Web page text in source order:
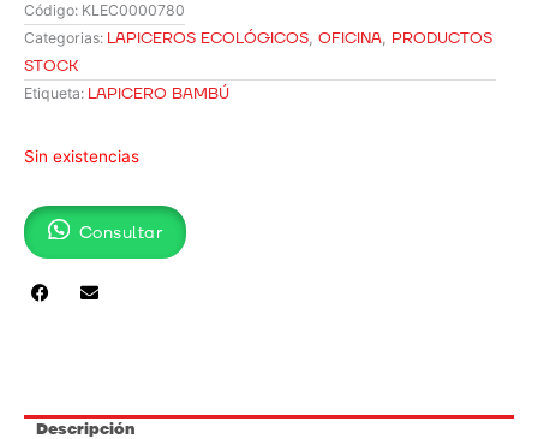
Código: KLEC0000780
Categorias: LAPICEROS ECOLÓGICOS, OFICINA, PRODUCTOS
STOCK
Etiqueta: LAPICERO BAMBÚ
Sin existencias
Consultar
Descripción